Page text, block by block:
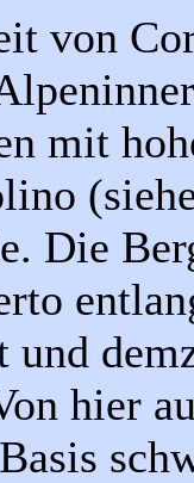
von
mit
Die
und
hier